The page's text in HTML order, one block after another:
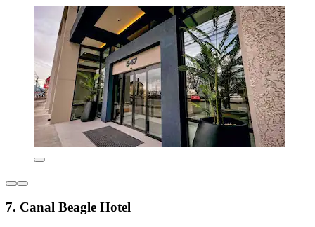
7. Canal Beagle Hotel